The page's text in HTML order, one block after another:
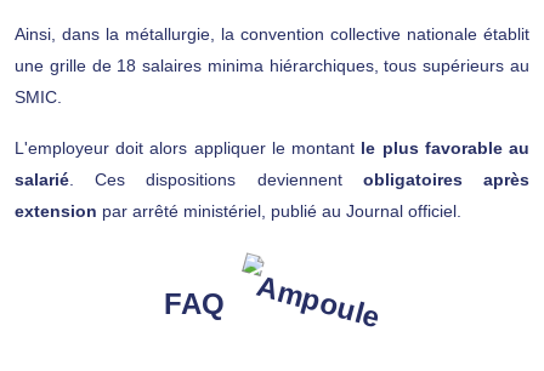
Ainsi, dans la métallurgie, la convention collective nationale établit
une grille de 18 salaires minima hiérarchiques, tous supérieurs au
SMIC.
L'employeur doit alors appliquer le montant le plus favorable au
salarié . Ces dispositions deviennent obligatoires après
extension par arrêté ministériel, publié au Journal officiel.
FAQ